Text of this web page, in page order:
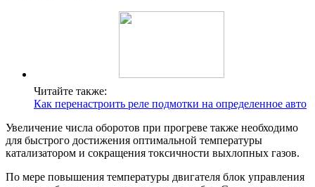
Читайте также:
Как перенастроить реле подмотки на определенное авто
Увеличение числа оборотов при прогреве также необходимо
для быстрого достижения оптимальной температуры
катализатором и сокращения токсичности выхлопных газов.
По мере повышения температуры двигателя блок управления